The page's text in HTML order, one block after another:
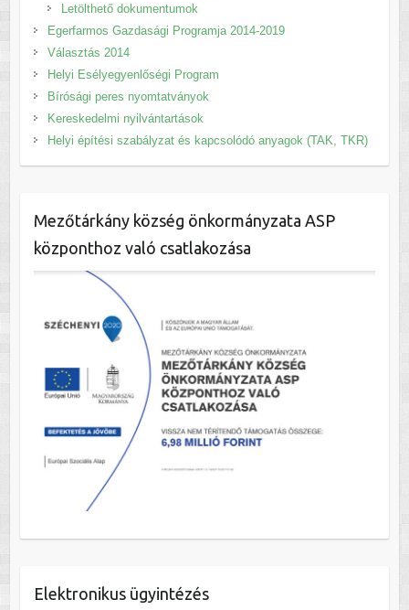
Letölthető dokumentumok
Egerfarmos Gazdasági Programja 2014-2019
Választás 2014
Helyi Esélyegyenlőségi Program
Bírósági peres nyomtatványok
Kereskedelmi nyilvántartások
Helyi építési szabályzat és kapcsolódó anyagok (TAK, TKR)
Mezőtárkány község önkormányzata ASP
központhoz való csatlakozása
Elektronikus ügyintézés